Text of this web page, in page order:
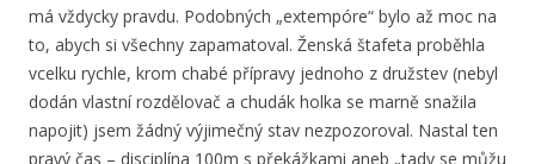
má vždycky pravdu. Podobných „extempóre“ bylo až moc na
to, abych si všechny zapamatoval. Ženská štafeta proběhla
vcelku rychle, krom chabé přípravy jednoho z družstev (nebyl
dodán vlastní rozdělovač a chudák holka se marně snažila
napojit) jsem žádný výjimečný stav nezpozoroval. Nastal ten
pravý čas – disciplína 100m s překážkami aneb „tady se můžu